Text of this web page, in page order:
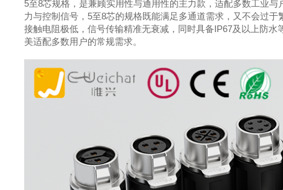
5至8芯规格，是兼顾实用性与通用性的主力款，适配多数工业
力与控制信号，5至8芯的规格既能满足多通道需求，又不会过
接触电阻极低，信号传输精准无衰减，同时具备IP67及以上防
美适配多数用户的常规需求。